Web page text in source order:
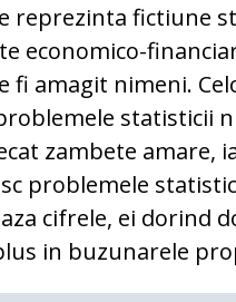
reprezinta fictiune
economico-
fi amagit nimeni.
statisticii
zambete amare,
problemele
cifrele, ei dorind
in buzunarele